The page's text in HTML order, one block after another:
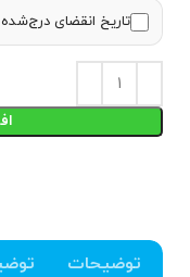
تاریخ انقضای
توضیحات